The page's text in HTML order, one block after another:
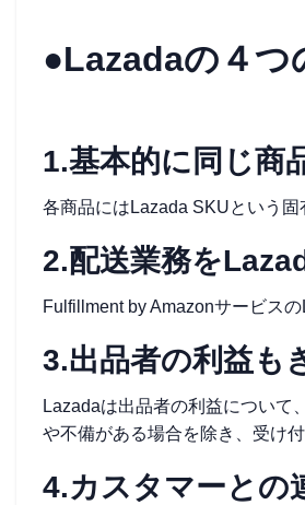
●Lazadaの４つ
1.基本的に同じ商
各商品にはLazada SKUという固
2.配送業務を
Fulfillment by Amazonサービス
3.出品者の利益も
Lazadaは出品者の利益について
や不備がある場合を除き、受け付
4.カスタマーとの